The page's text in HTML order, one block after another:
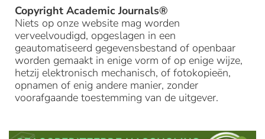
Copyright Academic Journals®
Niets op onze website mag worden
verveelvoudigd, opgeslagen in een
geautomatiseerd gegevensbestand of openbaar
worden gemaakt in enige vorm of op enige wijze,
hetzij elektronisch mechanisch, of fotokopieën,
opnamen of enig andere manier, zonder
voorafgaande toestemming van de uitgever.